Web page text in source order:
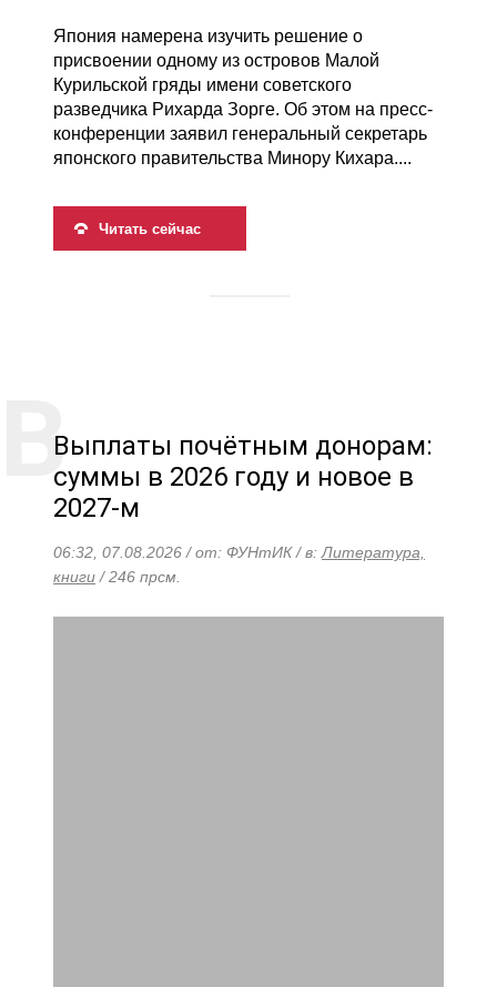
Япония намерена изучить решение о
присвоении одному из островов Малой
Курильской гряды имени советского
разведчика Рихарда Зорге. Об этом на пресс-
конференции заявил генеральный секретарь
японского правительства Минору Кихара....
Читать сейчас
Выплаты почётным донорам:
суммы в 2026 году и новое в
2027-м
06:32, 07.08.2026 / от: ФУНтИК / в: Литература,
книги / 246 прсм.